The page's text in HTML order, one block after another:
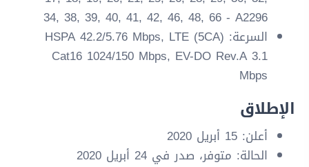
34, 38, 39, 40, 41, 42, 46, 48, 66 - A2296
السرعة: HSPA 42.2/5.76 Mbps, LTE (5CA)
Cat16 1024/150 Mbps, EV-DO Rev.A 3.1
Mbps
الإطلاق
أعلن: 15 أبريل 2020
الحالة: متوفر، صدر في 24 أبريل 2020